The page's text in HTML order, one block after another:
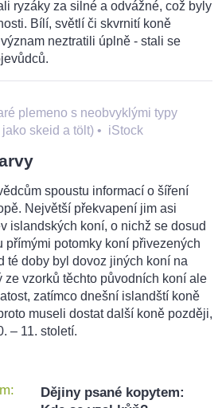
ryzáky za silné a odvážné, což byly
Bílí, světlí či skvrnití koně
neztratili úplně - stali se
plemeno s neobvyklými typy
skeid a tölt) • iStock
spoustu informací o šíření
Největší překvapení jim asi
islandských koní, o nichž se dosud
přímými potomky koní přivezených
té doby byl dovoz jiných koní na
ze vzorků těchto původních koní ale
zatímco dnešní islandští koně
museli dostat další koně později,
– 11. století.
Dějiny psané kopytem: